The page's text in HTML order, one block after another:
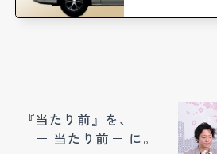
『当たり前』を、
当たり前
に。